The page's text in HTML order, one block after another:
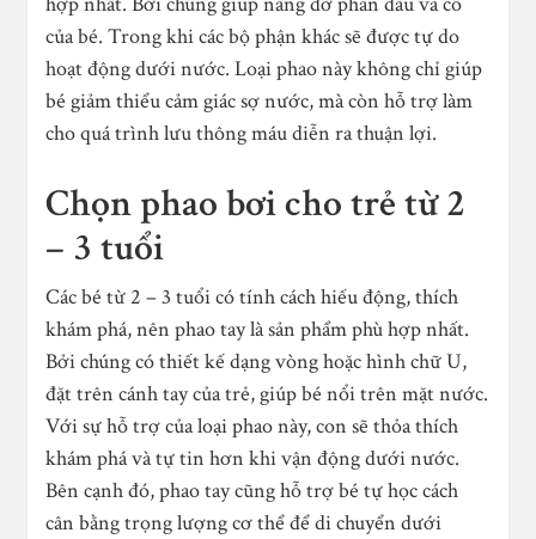
của bé. Trong khi các bộ phận khác sẽ được tự do
hoạt động dưới nước. Loại phao này không chỉ giúp
bé giảm thiểu cảm giác sợ nước, mà còn hỗ trợ làm
cho quá trình lưu thông máu diễn ra thuận lợi.
Chọn phao bơi cho trẻ từ 2
– 3 tuổi
Các bé từ 2 – 3 tuổi có tính cách hiếu động, thích
khám phá, nên phao tay là sản phẩm phù hợp nhất.
Bởi chúng có thiết kế dạng vòng hoặc hình chữ U,
đặt trên cánh tay của trẻ, giúp bé nổi trên mặt nước.
Với sự hỗ trợ của loại phao này, con sẽ thỏa thích
khám phá và tự tin hơn khi vận động dưới nước.
Bên cạnh đó, phao tay cũng hỗ trợ bé tự học cách
cân bằng trọng lượng cơ thể để di chuyển dưới